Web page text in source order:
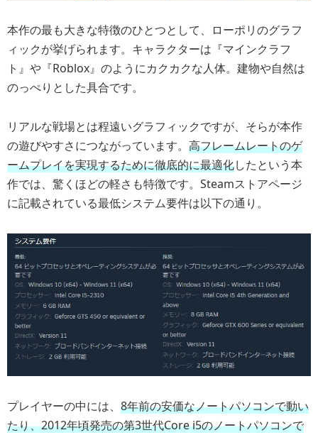
本作の最も大きな特徴のひとつとして、ローポリのグラフ
ィックが挙げられます。キャラクターは『マインクラフ
ト』や『Roblox』のようにカクカクな人体。建物や自然は
のっぺりとした具合です。
リアルな戦場とは程遠いグラフィックですが、そらが本作
の遊びやすさにつながっています。 高フレームレートのゲ
ームプレイを実現するために徹底的に最適化したという本
作では、驚くほどの軽さも特徴です。Steamストアページ
に記載されている最低システム要件は以下の通り。
プレイヤーの中には、 8年前の安価なノートパソコンで動い
たり、2012年頃発売の第3世代Core i5のノートパソコンで